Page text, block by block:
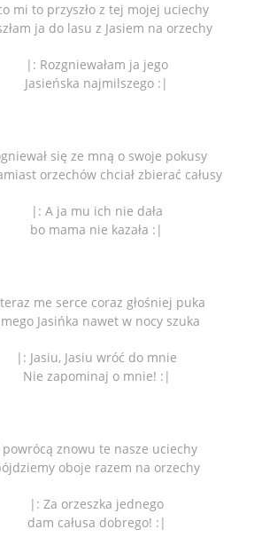
mi to przyszło z tej mojej uciechy
ja do lasu z Jasiem na orzechy
|: Rozgniewałam ja jego
Jasieńska najmilszego :|
się ze mną o swoje pokusy
orzechów chciał zbierać całusy
|: A ja mu ich nie dała
bo mama nie kazała :|
me serce coraz głośniej puka
Jasińka nawet w nocy szuka
|: Jasiu, Jasiu wróć do mnie
Nie zapominaj o mnie! :|
powrócą znowu te nasze uciechy
oboje razem na orzechy
|: Za orzeszka jednego
dam całusa dobrego! :|